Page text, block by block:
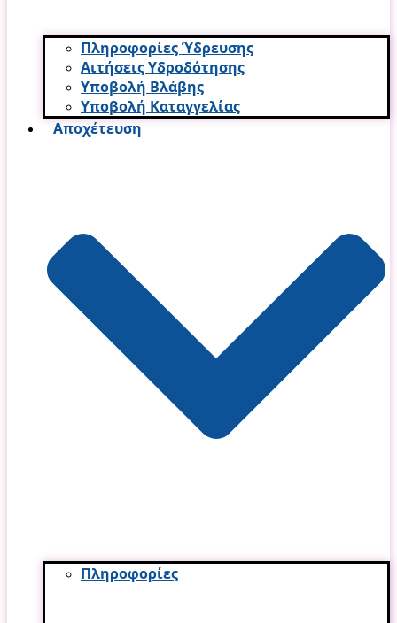
Πληροφορίες Ύδρευσης
Αιτήσεις Υδροδότησης
Υποβολή Βλάβης
Υποβολή Καταγγελίας
Αποχέτευση
Πληροφορίες